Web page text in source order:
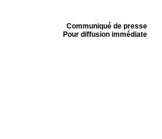
Communiqué de presse
Pour diffusion immédiate